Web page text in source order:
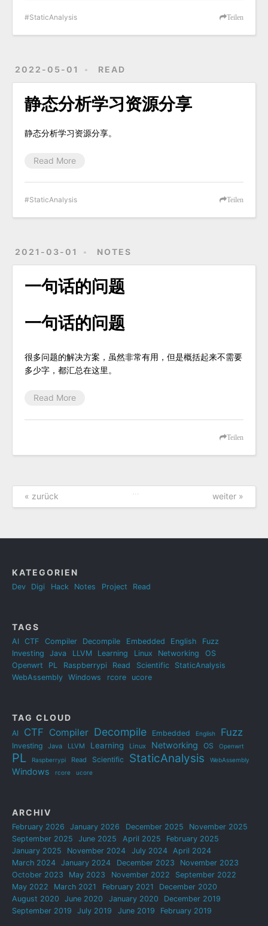
Teilen
StaticAnalysis
2022-05-01 READ
静态分析学习资源分享
静态分析学习资源分享。
Read More
Teilen
StaticAnalysis
2021-03-01 NOTES
一句话的问题
一句话的问题
很多问题的解决方案，虽然非常有用，但是概括起来不需要
多少字，都汇总在这里。
Read More
Teilen
« zurück weiter »
KATEGORIEN
Dev Digi Hack Notes Project Read
TAGS
AI CTF Compiler Decompile Embedded English
Fuzz
Investing
Java LLVM Learning Linux Networking
OS
Openwrt
PL Raspberrypi Read Scientific
StaticAnalysis
WebAssembly
Windows rcore ucore
TAG CLOUD
AI CTF Compiler Decompile Embedded English Fuzz
Investing Java LLVM Learning Linux Networking OS Openwrt
PL Raspberrypi Read Scientific StaticAnalysis WebAssembly
Windows rcore ucore
ARCHIV
February 2026 January 2026 December 2025
November 2025
September 2025
June 2025 April 2025
February 2025
January 2025
November 2024 July 2024
April 2024
March 2024
January 2024 December 2023
November 2023
October 2023
May 2023 November 2022
September 2022
May 2022
March 2021 February 2021
December 2020
August 2020
June 2020 January 2020
December 2019
September 2019
July 2019 June 2019 February 2019